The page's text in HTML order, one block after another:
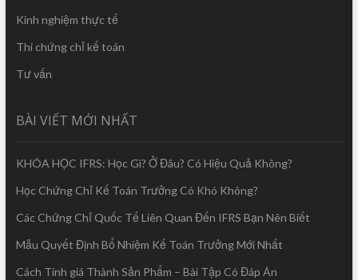
Kinh nghiệm thực tế
Thi chứng chỉ kế toán
Tư vấn
BÀI VIẾT MỚI NHẤT
KHÓA HỌC IFRS: Học Gì? Ở Đâu? Có Hiệu Quả Không?
Học Chứng Chỉ Kế Toán Trưởng Có Khó Không?
Các Chứng Chỉ Quốc Tế Liên Quan Đến IFRS Bạn Nên Biết
Mẫu Quyết Định Bổ Nhiệm Kế Toán Trưởng Mới Nhất
Cách Tính giá Thành Sản Phẩm – Bài Tập Có Đáp Án